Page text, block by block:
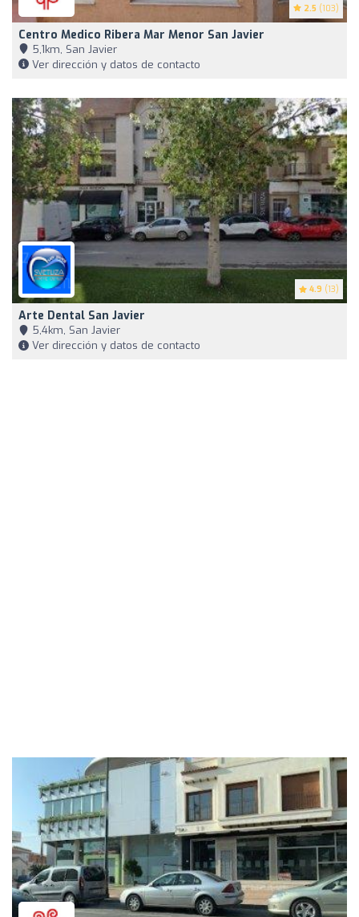
2.5 (103)
Centro Medico Ribera Mar Menor San Javier
5,1km, San Javier
Ver dirección y datos de contacto
4.9 (13)
Arte Dental San Javier
5,4km, San Javier
Ver dirección y datos de contacto